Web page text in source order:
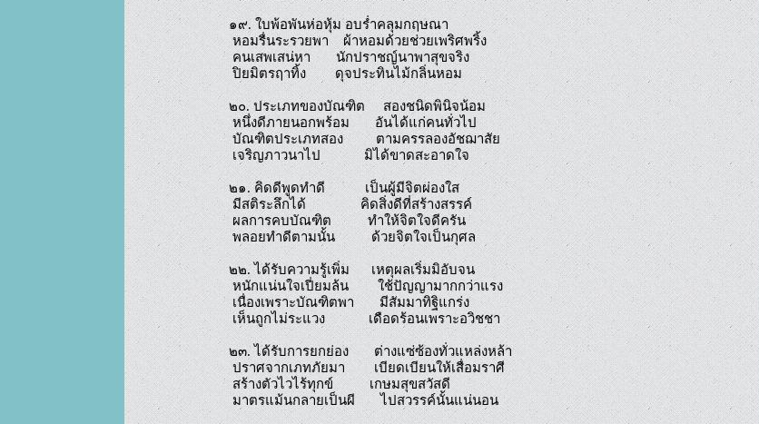
๑๙. ใบพ้อพันห่อหุ้ม อบร่ำคลุมกฤษณา
หอมรื่นระรวยพา    ผ้าหอมด้วยช่วยเพริศพริ้ง
คนเสพเสน่หา       นักปราชญ์นาพาสุขจริง
ปิยมิตรฤาทิ้ง        ดุจประทินไม้กลิ่นหอม
๒๐. ประเภทของบัณฑิต     สองชนิดพินิจน้อม
หนึ่งดีภายนอกพร้อม       อันได้แก่คนทั่วไป
บัณฑิตประเภทสอง         ตามครรลองอัชฌาสัย
เจริญภาวนาไป            มิได้ขาดสะอาดใจ
๒๑. คิดดีพูดทำดี           เป็นผู้มีจิตผ่องใส
มีสติระลึกได้               คิดสิ่งดีที่สร้างสรรค์
ผลการคบบัณฑิต          ทำให้จิตใจดีครัน
พลอยทำดีตามนั้น          ด้วยจิตใจเป็นกุศล
๒๒. ได้รับความรู้เพิ่ม      เหตุผลเริ่มมิอับจน
หนักแน่นใจเปี่ยมล้น        ใช้ปัญญามากกว่าแรง
เนื่องเพราะบัณฑิตพา       มีสัมมาทิฐิแกร่ง
เห็นถูกไม่ระแวง            เดือดร้อนเพราะอวิชชา
๒๓. ได้รับการยกย่อง       ต่างแซ่ซ้องทั่วแหล่งหล้า
ปราศจากเภทภัยมา        เบียดเบียนให้เสื่อมราศี
สร้างตัวไวไร้ทุกข์          เกษมสุขสวัสดี
มาตรแม้นกลายเป็นผี       ไปสวรรค์นั้นแน่นอน